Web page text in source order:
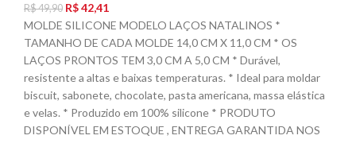
R$49,90 R$42,41
MOLDE SILICONE MODELO LAÇOS NATALINOS *
TAMANHO DE CADA MOLDE 14,0 CM X 11,0 CM * OS
LAÇOS PRONTOS TEM 3,0 CM A 5,0 CM * Durável,
resistente a altas e baixas temperaturas. * Ideal para moldar
biscuit, sabonete, chocolate, pasta americana, massa elástica
e velas. * Produzido em 100% silicone * PRODUTO
DISPONÍVEL EM ESTOQUE , ENTREGA GARANTIDA NOS